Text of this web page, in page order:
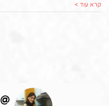
קרא עוד >
@